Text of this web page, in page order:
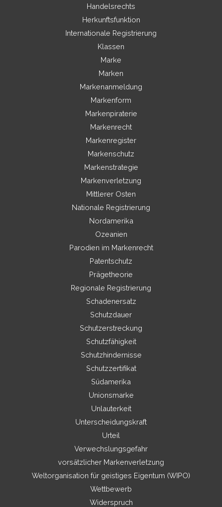
Handelsrechts
Herkunftsfunktion
Internationale Registrierung
Klassen
Marke
Marken
Markenanmeldung
Markenform
Markenpiraterie
Markenrecht
Markenregister
Markenschutz
Markenstrategie
Markenverletzung
Mittlerer Osten
Nationale Registrierung
Nordamerika
Ozeanien
Parodien im Markenrecht
Patentschutz
Prägetheorie
Regionale Registrierung
Schadenersatz
Schutzdauer
Schutzerstreckung
Schutzfähigkeit
Schutzhindernisse
Schutzzertifikat
Südamerika
Unionsmarke
Unlauterkeit
Unterscheidungskraft
Urteil
Verwechslungsgefahr
vorsätzlicher Markenverletzung
Weltorganisation für geistiges Eigentum (WIPO)
Wettbewerb
Widerspruch